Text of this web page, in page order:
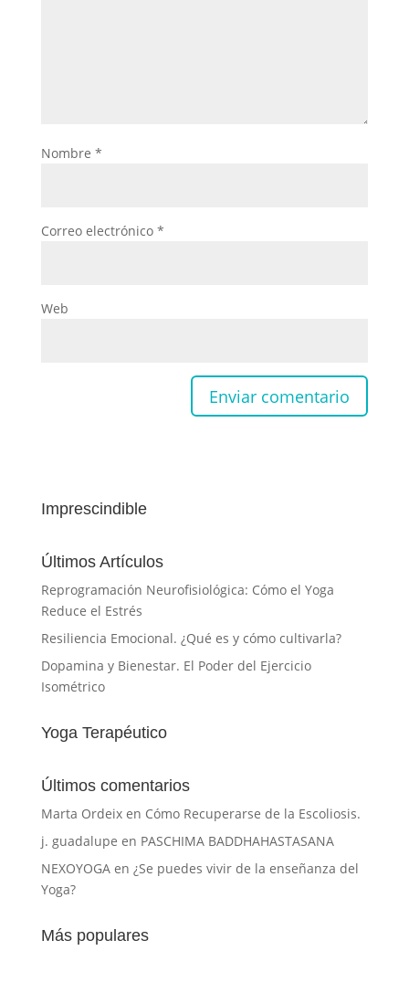
Nombre *
Correo electrónico *
Web
Imprescindible
Últimos Artículos
Reprogramación Neurofisiológica: Cómo el Yoga
Reduce el Estrés
Resiliencia Emocional. ¿Qué es y cómo cultivarla?
Dopamina y Bienestar. El Poder del Ejercicio
Isométrico
Yoga Terapéutico
Últimos comentarios
Marta Ordeixen Cómo Recuperarse de la Escoliosis.
j. guadalupe en PASCHIMA BADDHAHASTASANA
NEXOYOGAen ¿Se puedes vivir de la enseñanza del
Yoga?
Más populares